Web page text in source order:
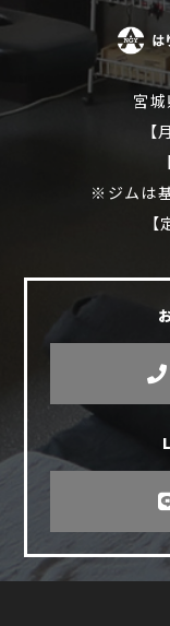
宮
※ジムは